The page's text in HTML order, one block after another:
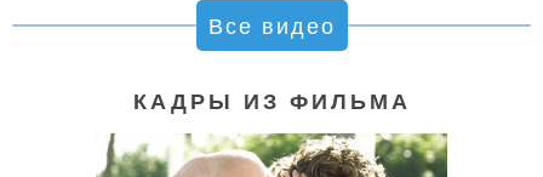
Все видео
КАДРЫ ИЗ ФИЛЬМА